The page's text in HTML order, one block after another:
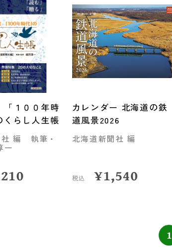
１００年時
くらし人生帳
社 編 執筆・
一
カレンダー 北海道の鉄
道風景2026
北海道新聞社 編
税込 ¥1,540
1